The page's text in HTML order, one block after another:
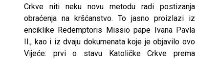
Crkve niti neku novu metodu radi postizanja
obraćenja na kršćanstvo. To jasno proizlazi iz
enciklike Redemptoris Missio pape Ivana Pavla
II., kao i iz dvaju dokumenata koje je objavilo ovo
Vijeće: prvi o stavu Katoličke Crkve prema